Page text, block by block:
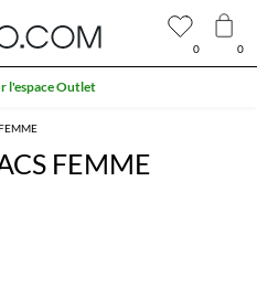
FEMME
0 0
l'espace Outlet